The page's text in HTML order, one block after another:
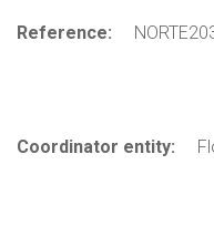
Reference:
Coordinator entity: